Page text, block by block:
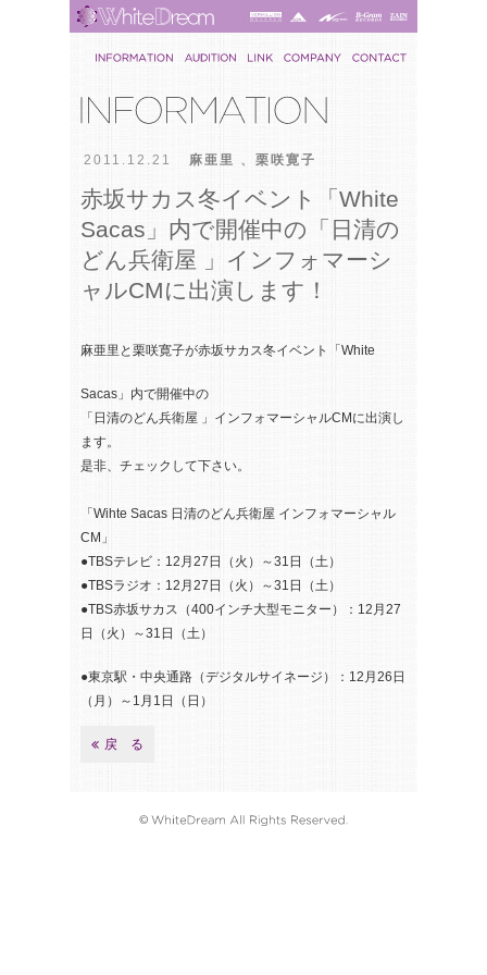
2011.12.21 麻亜里 、 栗咲寛子
赤坂サカス冬イベント「White
Sacas」内で開催中の「日清の
どん兵衛屋 」インフォマーシ
ャルCMに出演します！
麻亜里と栗咲寛子が赤坂サカス冬イベント「White
Sacas」内で開催中の
「日清のどん兵衛屋 」インフォマーシャルCMに出演し
ます。
是非、チェックして下さい。
「Wihte Sacas 日清のどん兵衛屋 インフォマーシャル
CM」
●TBSテレビ：12月27日（火）～31日（土）
●TBSラジオ：12月27日（火）～31日（土）
●TBS赤坂サカス（400インチ大型モニター）：12月27
日（火）～31日（土）
●東京駅・中央通路（デジタルサイネージ）：12月26日
（月）～1月1日（日）
戻 る